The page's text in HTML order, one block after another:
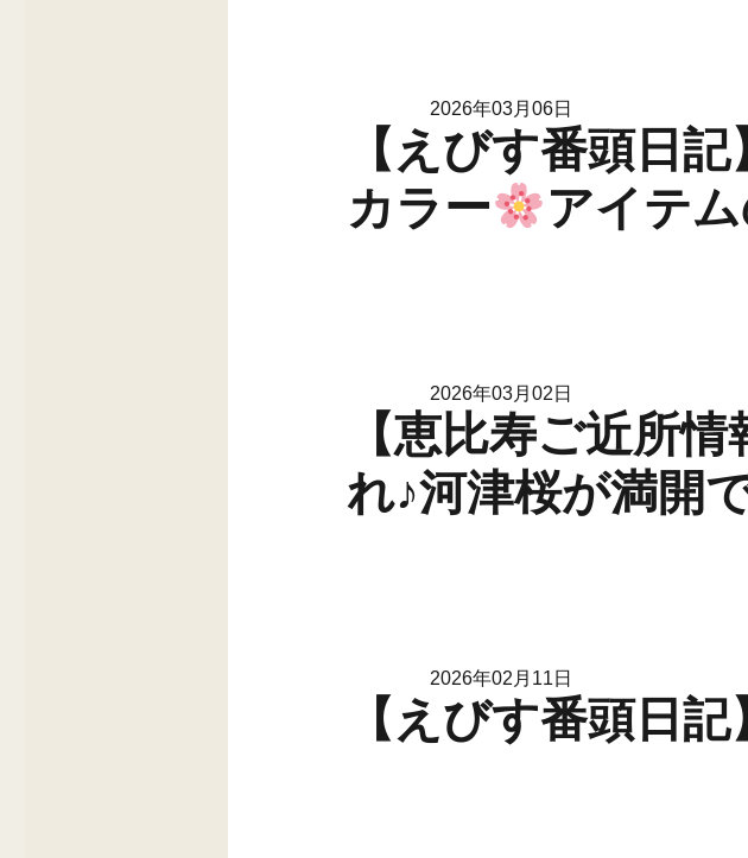
2026年03月06日
【えびす番頭日
カラー
アイテ
2026年03月02日
【恵比寿ご近所
れ♪河津桜が満開
2026年02月11日
【えびす番頭日